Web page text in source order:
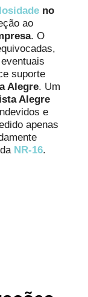
no
ao
. O
suporte
Alegre. Um
Alegre
e
apenas
NR-16.